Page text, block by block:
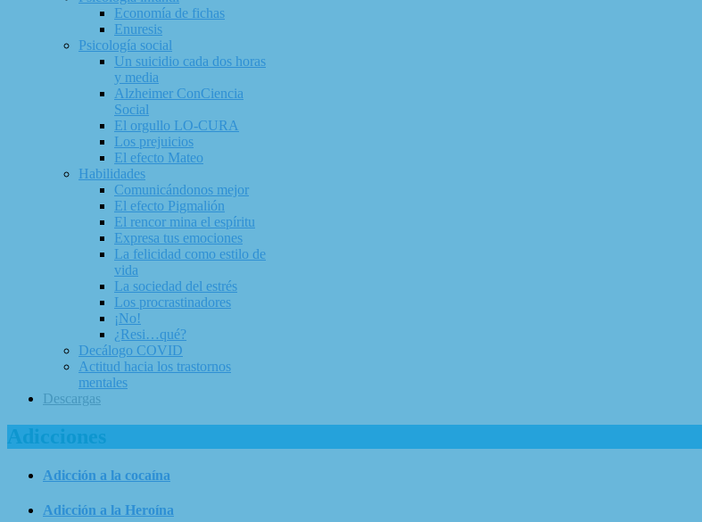
Economía de fichas
Enuresis
Psicología social
Un suicidio cada dos horas
y media
Alzheimer ConCiencia
Social
El orgullo LO-CURA
Los prejuicios
El efecto Mateo
Habilidades
Comunicándonos mejor
El efecto Pigmalión
El rencor mina el espíritu
Expresa tus emociones
La felicidad como estilo de
vida
La sociedad del estrés
Los procrastinadores
¡No!
¿Resi…qué?
Decálogo COVID
Actitud hacia los trastornos
mentales
Descargas
Adicciones
Adicción a la cocaína
Adicción a la Heroína